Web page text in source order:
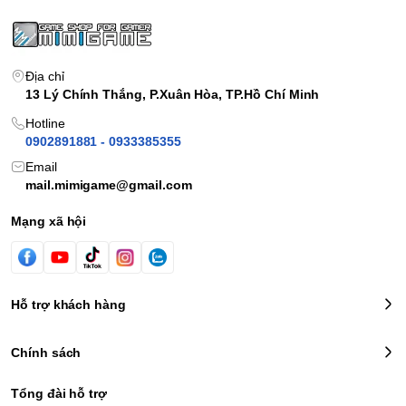
Phiên bản mới với màn hình lớn hơn, đẹp hơn và một
Trọn bộ Nintendo Switch Oled Model Splatoon 3 Special
- Nintendo Switch Oled Console Slatoon 3 Special
- Joy‑Con (L)
Địa chỉ
13 Lý Chính Thắng, P.Xuân Hòa, TP.Hồ Chí Minh
Hotline
0902891881 - 0933385355
Email
mail.mimigame@gmail.com
Mạng xã hội
Hỗ trợ khách hàng
Chính sách
Tổng đài hỗ trợ